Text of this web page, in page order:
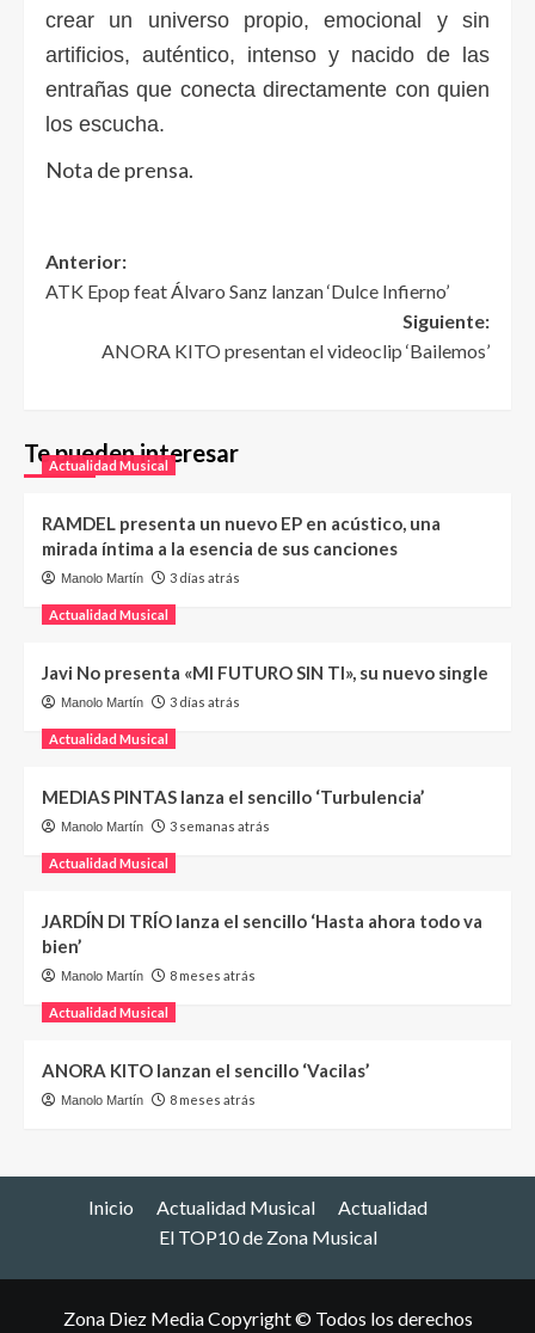
crear un universo propio, emocional y sin
artificios, auténtico, intenso y nacido de las
entrañas que conecta directamente con quien
los escucha.
Nota de prensa.
Anterior:
ATK Epop feat Álvaro Sanz lanzan ‘Dulce Infierno’
Siguiente:
ANORA KITO presentan el videoclip ‘Bailemos’
Te pueden interesar
Actualidad Musical
RAMDEL presenta un nuevo EP en acústico, una
mirada íntima a la esencia de sus canciones
Manolo Martín 3 días atrás
Actualidad Musical
Javi No presenta «MI FUTURO SIN TI», su nuevo single
Manolo Martín 3 días atrás
Actualidad Musical
MEDIAS PINTAS lanza el sencillo ‘Turbulencia’
Manolo Martín 3 semanas atrás
Actualidad Musical
JARDÍN DI TRÍO lanza el sencillo ‘Hasta ahora todo va
bien’
Manolo Martín 8 meses atrás
Actualidad Musical
ANORA KITO lanzan el sencillo ‘Vacilas’
Manolo Martín 8 meses atrás
Inicio Actualidad Musical
Actualidad
El TOP10 de Zona Musical
Zona Diez Media Copyright © Todos los derechos